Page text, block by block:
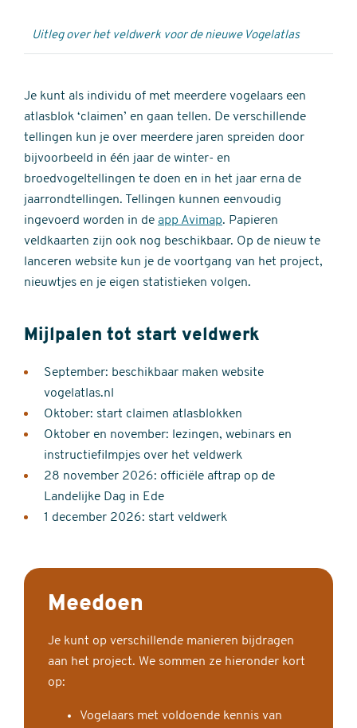
Uitleg over het veldwerk voor de nieuwe Vogelatlas
Je kunt als individu of met meerdere vogelaars een
atlasblok ‘claimen’ en gaan tellen. De verschillende
tellingen kun je over meerdere jaren spreiden door
bijvoorbeeld in één jaar de winter- en
broedvogeltellingen te doen en in het jaar erna de
jaarrondtellingen. Tellingen kunnen eenvoudig
ingevoerd worden in de app Avimap. Papieren
veldkaarten zijn ook nog beschikbaar. Op de nieuw te
lanceren website kun je de voortgang van het project,
nieuwtjes en je eigen statistieken volgen.
Mijlpalen tot start veldwerk
September: beschikbaar maken website
vogelatlas.nl
Oktober: start claimen atlasblokken
Oktober en november: lezingen, webinars en
instructiefilmpjes over het veldwerk
28 november 2026: officiële aftrap op de
Landelijke Dag in Ede
1 december 2026: start veldwerk
Meedoen
Je kunt op verschillende manieren bijdragen
aan het project. We sommen ze hieronder kort
op:
Vogelaars met voldoende kennis van